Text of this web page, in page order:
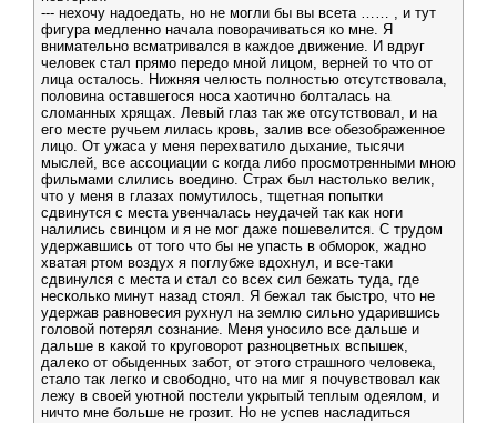
--- нехочу надоедать, но не могли бы вы всета …… , и тут
фигура медленно начала поворачиваться ко мне. Я
внимательно всматривался в каждое движение. И вдруг
человек стал прямо передо мной лицом, верней то что от
лица осталось. Нижняя челюсть полностью отсутствовала,
половина оставшегося носа хаотично болталась на
сломанных хрящах. Левый глаз так же отсутствовал, и на
его месте ручьем лилась кровь, залив все обезображенное
лицо. От ужаса у меня перехватило дыхание, тысячи
мыслей, все ассоциации с когда либо просмотренными мною
фильмами слились воедино. Страх был настолько велик,
что у меня в глазах помутилось, тщетная попытки
сдвинутся с места увенчалась неудачей так как ноги
налились свинцом и я не мог даже пошевелится. С трудом
удержавшись от того что бы не упасть в обморок, жадно
хватая ртом воздух я поглубже вдохнул, и все-таки
сдвинулся с места и стал со всех сил бежать туда, где
несколько минут назад стоял. Я бежал так быстро, что не
удержав равновесия рухнул на землю сильно ударившись
головой потерял сознание. Меня уносило все дальше и
дальше в какой то круговорот разноцветных вспышек,
далеко от обыденных забот, от этого страшного человека,
стало так легко и свободно, что на миг я почувствовал как
лежу в своей уютной постели укрытый теплым одеялом, и
ничто мне больше не грозит. Но не успев насладиться